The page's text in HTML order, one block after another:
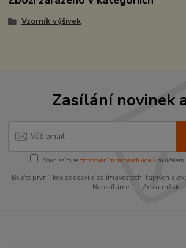
Vzorník výšivek
Zasílání novinek
Souhlasím se zpracováním osobních údajůza účelem
Buďte první, kdo se dozví o zajímavostech, tajných
Rozesíláme 1 - 2x za měsíc.